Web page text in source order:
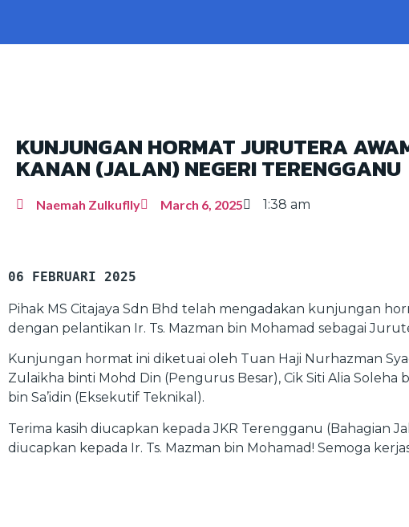
KUNJUNGAN HORMAT JURUTERA
KANAN (JALAN) NEGERI TERENGGANU
Naemah Zulkuflly March 6, 2025 1:38 am
06 FEBRUARI 2025
Pihak MS Citajaya Sdn Bhd telah mengadakan kunjungan
dengan pelantikan Ir. Ts. Mazman bin Mohamad sebagai
Kunjungan hormat ini diketuai oleh Tuan Haji Nurhazman
Zulaikha binti Mohd Din (Pengurus Besar), Cik Siti Alia
bin Sa’idin (Eksekutif Teknikal).
Terima kasih diucapkan kepada JKR Terengganu (Bahagian
diucapkan kepada Ir. Ts. Mazman bin Mohamad! Semoga